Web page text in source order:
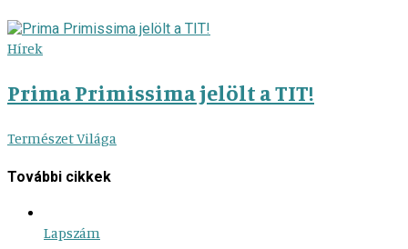
Hírek
Prima Primissima jelölt a TIT!
Természet Világa
További cikkek
Lapszám